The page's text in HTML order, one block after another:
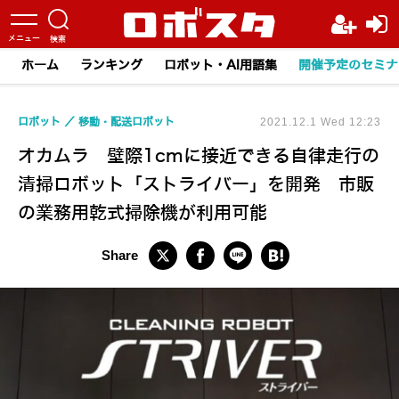
ホーム ランキング ロボット・AI用語集 開催予定のセミ
オカムラ 壁際1cmに接近できる自律走行の
清掃ロボット「ストライバー」を開発 市販
の業務用乾式掃除機が利用可能
ロボット 移動・配送ロボット 2021.12.1 Wed 12:23